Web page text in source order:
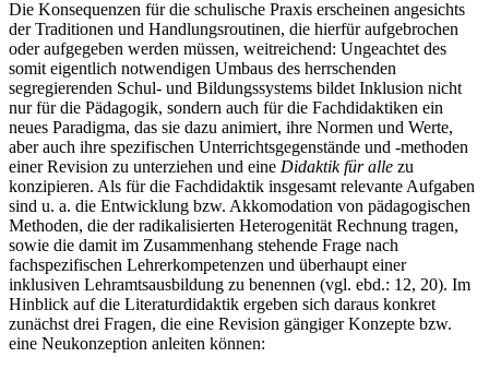
Die Konsequenzen für die schulische Praxis erscheinen angesichts
der Traditionen und Handlungsroutinen, die hierfür aufgebrochen
oder aufgegeben werden müssen, weitreichend: Ungeachtet des
somit eigentlich notwendigen Umbaus des herrschenden
segregierenden Schul- und Bildungssystems bildet Inklusion nicht
nur für die Pädagogik, sondern auch für die Fachdidaktiken ein
neues Paradigma, das sie dazu animiert, ihre Normen und Werte,
aber auch ihre spezifischen Unterrichtsgegenstände und -methoden
einer Revision zu unterziehen und eine Didaktik für alle zu
konzipieren. Als für die Fachdidaktik insgesamt relevante Aufgaben
sind u. a. die Entwicklung bzw. Akkomodation von pädagogischen
Methoden, die der radikalisierten Heterogenität Rechnung tragen,
sowie die damit im Zusammenhang stehende Frage nach
fachspezifischen Lehrerkompetenzen und überhaupt einer
inklusiven Lehramtsausbildung zu benennen (vgl. ebd.: 12, 20). Im
Hinblick auf die Literaturdidaktik ergeben sich daraus konkret
zunächst drei Fragen, die eine Revision gängiger Konzepte bzw.
eine Neukonzeption anleiten können: